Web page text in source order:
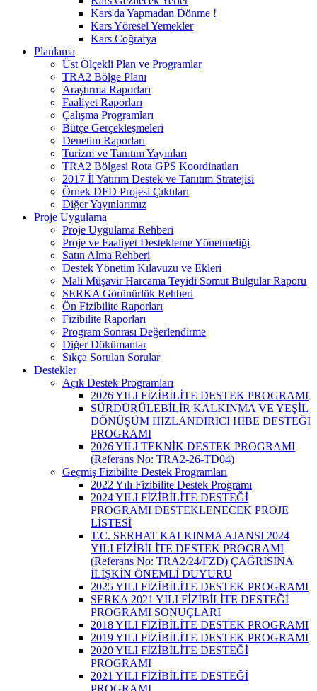
Kars'da Yapmadan Dönme !
Kars Yöresel Yemekler
Kars Coğrafya
Planlama
Üst Ölçekli Plan ve Programlar
TRA2 Bölge Planı
Araştırma Raporları
Faaliyet Raporları
Çalışma Programları
Bütçe Gerçekleşmeleri
Denetim Raporları
Turizm ve Tanıtım Yayınları
TRA2 Bölgesi Rota GPS Koordinatları
2017 İl Yatırım Destek ve Tanıtım Stratejisi
Örnek DFD Projesi Çıktıları
Diğer Yayınlarımız
Proje Uygulama
Proje Uygulama Rehberi
Proje ve Faaliyet Destekleme Yönetmeliği
Satın Alma Rehberi
Destek Yönetim Kılavuzu ve Ekleri
Mali Müşavir Harcama Teyidi Somut Bulgular Raporu
SERKA Görünürlük Rehberi
Ön Fizibilite Raporları
Fizibilite Raporları
Program Sonrası Değerlendirme
Diğer Dökümanlar
Sıkça Sorulan Sorular
Destekler
Açık Destek Programları
2026 YILI FİZİBİLİTE DESTEK PROGRAMI
SÜRDÜRÜLEBİLİR KALKINMA VE YEŞİL
DÖNÜŞÜM HIZLANDIRICI HİBE DESTEĞİ
PROGRAMI
2026 YILI TEKNİK DESTEK PROGRAMI
(Referans No: TRA2-26-TD04)
Geçmiş Fizibilite Destek Programları
2022 Yılı Fizibilite Destek Programı
2024 YILI FİZİBİLİTE DESTEĞİ
PROGRAMI DESTEKLENECEK PROJE
LİSTESİ
T.C. SERHAT KALKINMA AJANSI 2024
YILI FİZİBİLİTE DESTEK PROGRAMI
(Referans No: TRA2/24/FZD) ÇAĞRISINA
İLİŞKİN ÖNEMLİ DUYURU
2025 YILI FİZİBİLİTE DESTEK PROGRAMI
SERKA 2021 YILI FİZİBİLİTE DESTEĞİ
PROGRAMI SONUÇLARI
2018 YILI FİZİBİLİTE DESTEK PROGRAMI
2019 YILI FİZİBİLİTE DESTEK PROGRAMI
2020 YILI FİZİBİLİTE DESTEĞİ
PROGRAMI
2021 YILI FİZİBİLİTE DESTEĞİ
PROGRAMI